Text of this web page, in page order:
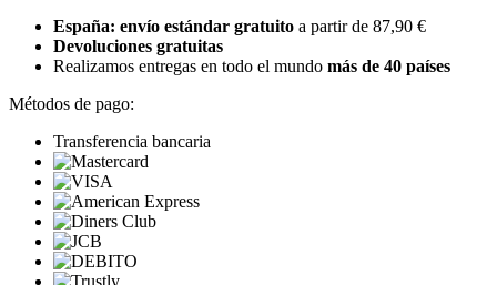
España: envío estándar gratuito a partir de 87,90 €
Devoluciones gratuitas
Realizamos entregas en todo el mundo más de 40 países
Métodos de pago:
Transferencia bancaria